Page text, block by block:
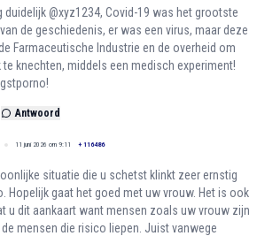
duidelijk @xyz1234, Covid-19 was het grootste
de geschiedenis, er was een virus, maar deze
Farmaceutische Industrie en de overheid om
te knechten, middels een medisch experiment!
Antwoord
11 juni 2026 om 9:11 + 116486
situatie die u schetst klinkt zeer ernstig
Hopelijk gaat het goed met uw vrouw. Het is ook
u dit aankaart want mensen zoals uw vrouw zijn
mensen die risico liepen. Juist vanwege